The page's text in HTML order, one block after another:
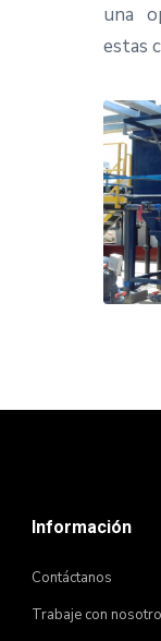
una
estas
Información
Contáctanos
Trabaje con